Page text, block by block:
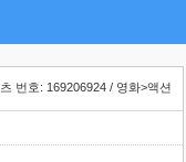
번호: 169206924 / 영화>액션